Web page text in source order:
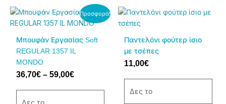
Προσφορά!
Μπουφάν Εργασίας Soft
REGULAR 1357 IL
MONDO
36,70€ – 59,00€
Price
range:
through
59,00€
Δες το
Αυτό
το
έχει
πολλαπλές
παραλλαγές.
Οι
επιλογές
μπορούν
Παντελόνι φούτερ ίσιο
με τσέπες
11,00€
Δες το
Αυτό
το
έχει
πολλαπλές
παραλλαγές.
Οι
επιλογές